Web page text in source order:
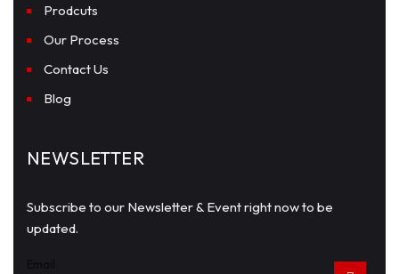
Prodcuts
Our Process
Contact Us
Blog
NEWSLETTER
Subscribe to our Newsletter & Event right now to be
updated.